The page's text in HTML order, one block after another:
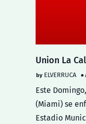
Union La
ELVERRUCA
Este
(Miami) se
Estadio